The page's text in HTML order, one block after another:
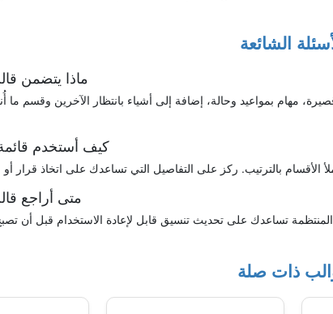
الشائعة
ماذا يتضمن
مهام بمواعيد وحالة، إضافة إلى أشياء بانتظار الآخرين وقسم ما
كيف أستخدم
متى أراجع
ذات صلة